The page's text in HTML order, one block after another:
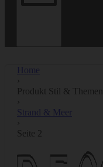
Home
›
Produkt Stil & Themen
›
Strand & Meer
›
Seite 2